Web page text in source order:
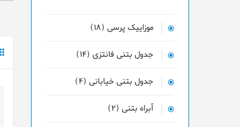
موزاییک پرسی (18)
جدول بتنی فانتزی (14)
جدول بتنی خیابانی (4)
آبراه بتنی (2)